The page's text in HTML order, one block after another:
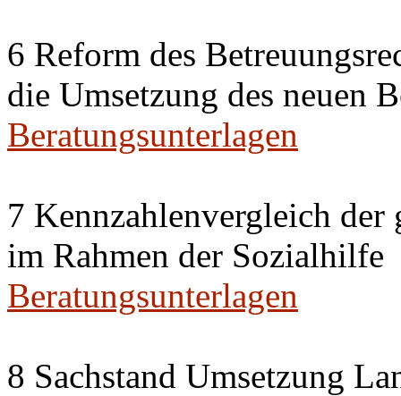
6 Reform des
die Umsetzung des neuen
Beratungsunterlagen
7 Kennzahlenvergleich
im Rahmen der Sozialhilfe
Beratungsunterlagen
8 Sachstand Umsetzung